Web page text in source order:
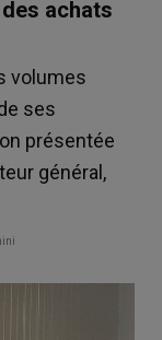
achats
volumes
ses
présentée
général,